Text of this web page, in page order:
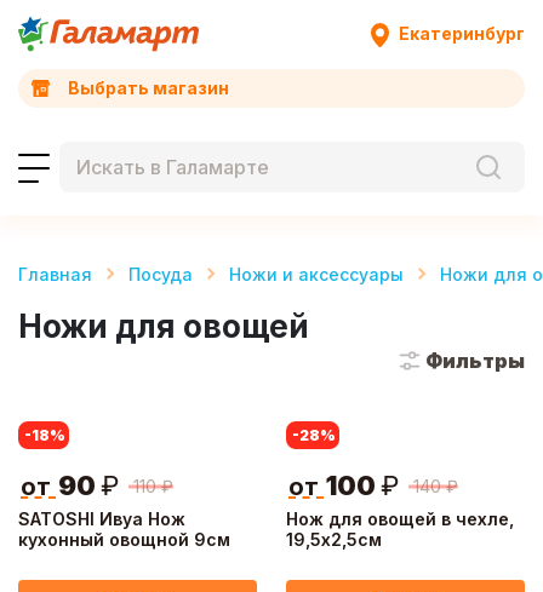
Екатеринбург
Выбрать магазин
Главная Посуда Ножи и аксессуары Ножи для
Ножи для овощей
Фильтры
SATOSHI Ивуа Нож
кухонный овощной 9см
-18%
110 ₽
от 90 ₽
Нож для овощей в чехле,
19,5х2,5см
-28%
140 ₽
от 100 ₽